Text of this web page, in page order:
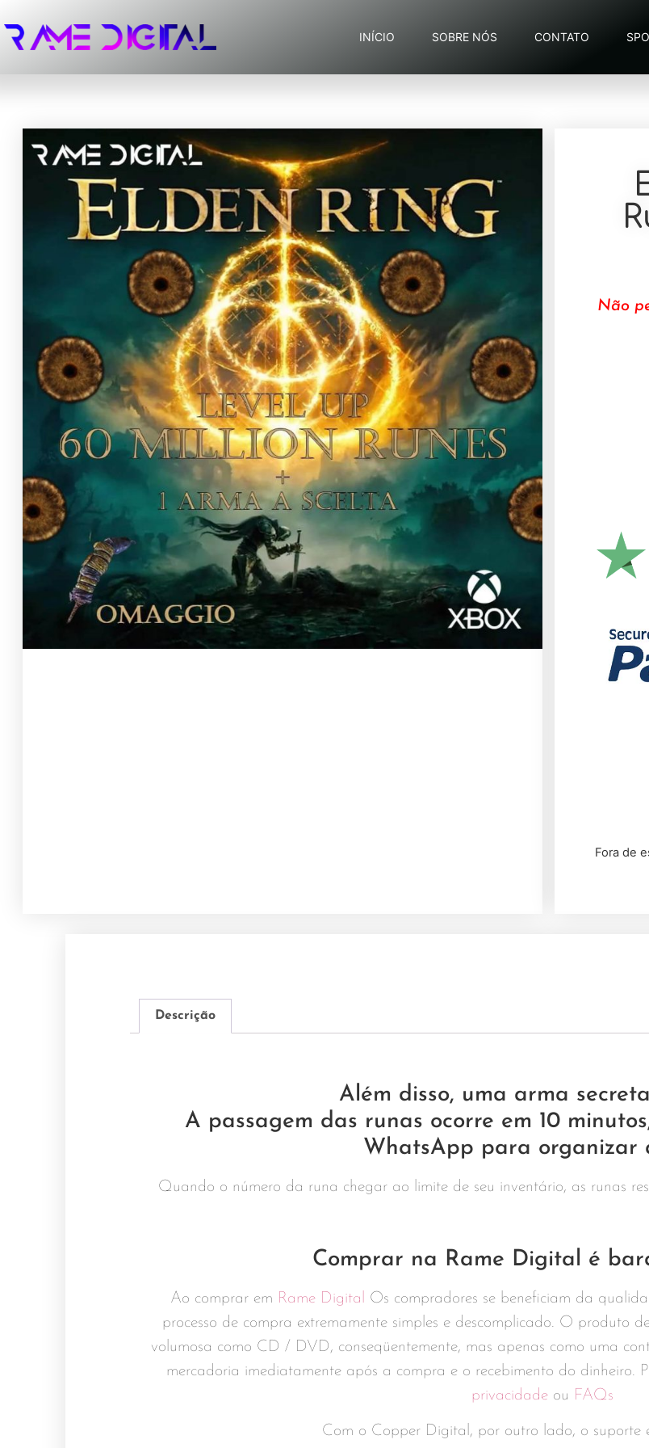
INÍCIO SOBRE NÓS CONTATO
Não
Fora de
Descrição
Além disso, uma arma
A passagem das runas ocorre em 10
WhatsApp para organizar
Quando o número da runa chegar ao limite de seu inventário, as runas
Comprar na Rame Digital é
Ao comprar em Rame Digital
Os compradores se beneficiam da
processo de compra extremamente simples e descomplicado. O produto
volumosa como CD / DVD, conseqüentemente, mas apenas como uma
mercadoria imediatamente após a compra e o recebimento do dinheiro.
privacidade ou FAQs
Com o Copper Digital, por outro lado, o suporte